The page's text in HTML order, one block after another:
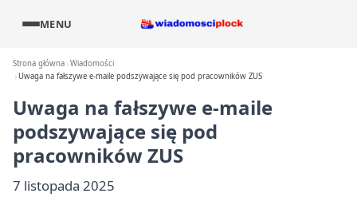
MENU
Strona główna Wiadomości
Uwaga na fałszywe e-maile podszywające się pod pracowników ZUS
Uwaga na fałszywe e-maile
podszywające się pod
pracowników ZUS
7 listopada 2025